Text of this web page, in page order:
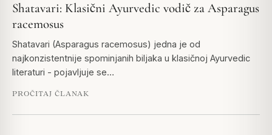
Shatavari: Klasični Ayurvedic vodič za Asparagus
racemosus
Shatavari (Asparagus racemosus) jedna je od
najkonzistentnije spominjanih biljaka u klasičnoj Ayurvedic
literaturi - pojavljuje se…
PROČITAJ ČLANAK